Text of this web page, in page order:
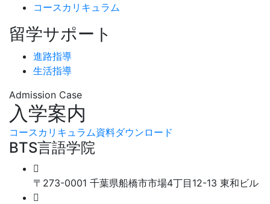
コースカリキュラム
留学サポート
進路指導
生活指導
Admission Case
入学案内
コースカリキュラム資料ダウンロード
BTS言語学院
〒273-0001 千葉県船橋市市場4丁目12-13 東和ビル